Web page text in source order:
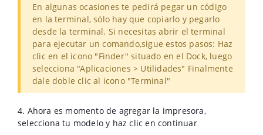
En algunas ocasiones te pedirá pegar un código
en la terminal, sólo hay que copiarlo y pegarlo
desde la terminal. Si necesitas abrir el terminal
para ejecutar un comando,sigue estos pasos: Haz
clic en el icono "Finder" situado en el Dock, luego
selecciona "Aplicaciones > Utilidades" Finalmente
dale doble clic al icono "Terminal"
4. Ahora es momento de agregar la impresora,
selecciona tu modelo y haz clic en continuar